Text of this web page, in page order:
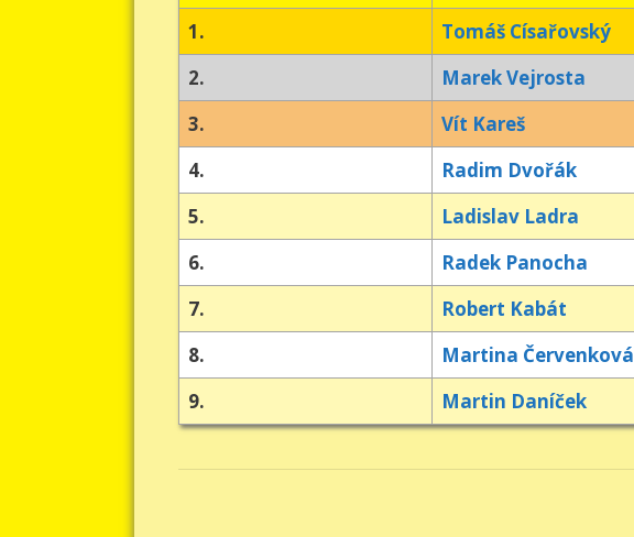
1.
Tomáš Císařovský
2.
Marek Vejrosta
3.
Vít Kareš
4.
Radim Dvořák
5.
Ladislav Ladra
6.
Radek Panocha
7.
Robert Kabát
8.
Martina Červenková
9.
Martin Daníček